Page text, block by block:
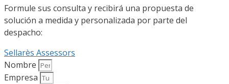
Formule sus consulta y recibirá una propuesta de
solución a medida y personalizada por parte del
despacho:
Sellarès Assessors
Nombre
Empresa